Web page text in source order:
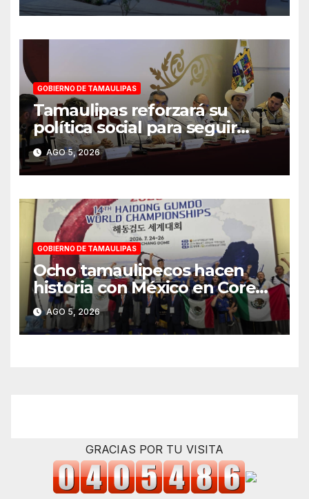
GOBIERNO DE TAMAULIPAS
Tamaulipas reforzará su
política social para seguir
reduciendo niveles de
pobreza extrema: Américo
AGO 5, 2026
GOBIERNO DE TAMAULIPAS
Ocho tamaulipecos hacen
historia con México en Corea
del Sur; conquistan el primer
título mundial de Haidong
Gumdo
AGO 5, 2026
GRACIAS POR TU VISITA